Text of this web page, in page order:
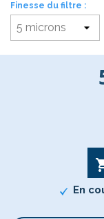
Finesse du filtre :
En